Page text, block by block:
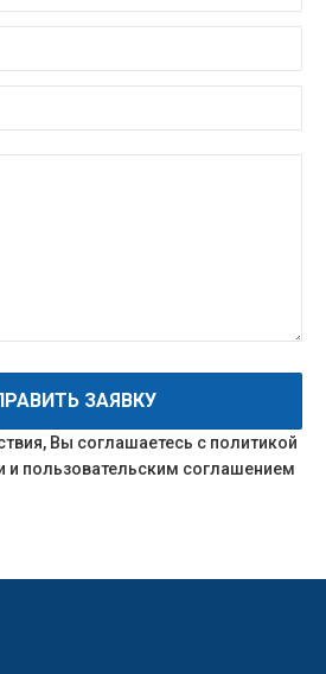
8
9
8
9
Вы соглашаетесь с политикой
и пользовательским соглашением